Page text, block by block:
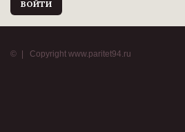
© Copyright www.paritet94.ru